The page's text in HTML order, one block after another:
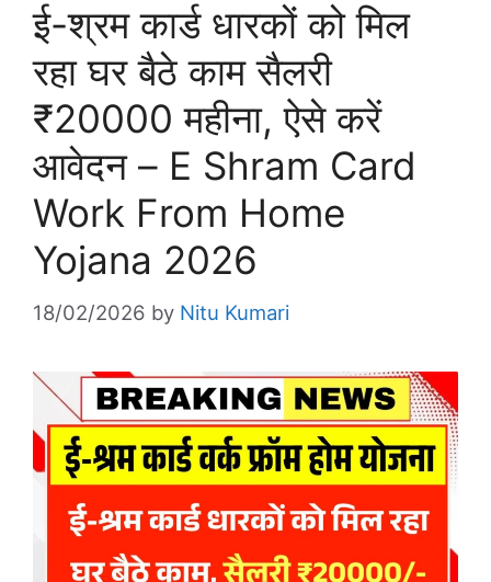
ई-श्रम कार्ड धारकों को मिल
रहा घर बैठे काम सैलरी
₹20000 महीना, ऐसे करें
आवेदन – E Shram Card
Work From Home
Yojana 2026
18/02/2026 by Nitu Kumari